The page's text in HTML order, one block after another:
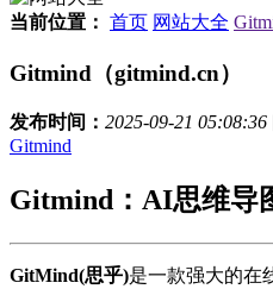
当前位置： 首页 网站大全
Gitmind（gitmind.cn）
发布时间： 2025-09-21 05:08:36
Gitmind
Gitmind：AI思维导
GitMind(思乎)是一款强大的在